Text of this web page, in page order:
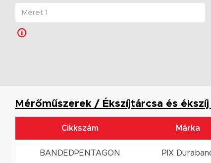
Mérőműszerek / Ékszíjtárcsa és
Cikkszám Márka
BANDEDPENTAGON PIX